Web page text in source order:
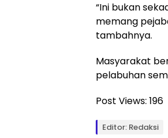
“Ini bukan
memang
tambahnya.
Masyarakat
pelabuhan
Post Views: 196
Editor: Redaksi